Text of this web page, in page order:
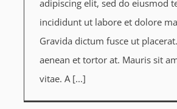
adipiscing elit, sed do eiusmod
incididunt ut labore et dolore
Gravida dictum fusce ut
aenean et tortor at. Mauris sit
vitae. A [...]